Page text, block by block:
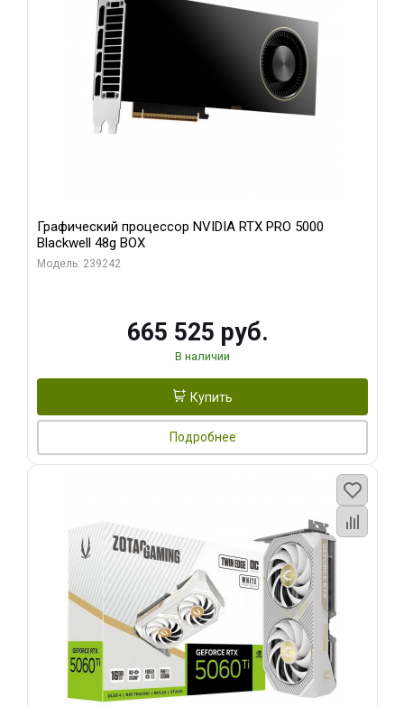
Графический процессор NVIDIA RTX PRO 5000
Blackwell 48g BOX
Модель: 239242
665 525 руб.
В наличии
Купить
Подробнее